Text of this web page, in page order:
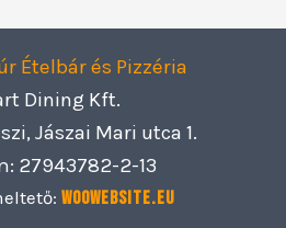
Ételbár és Pizzéria
Dining Kft.
Jászai Mari utca 1.
27943782-2-13
Woowebsite.eu